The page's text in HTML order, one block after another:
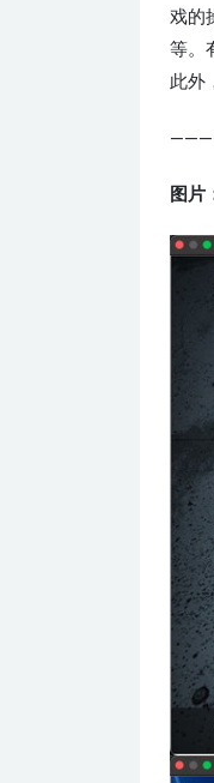
戏的
等。
此外
图片